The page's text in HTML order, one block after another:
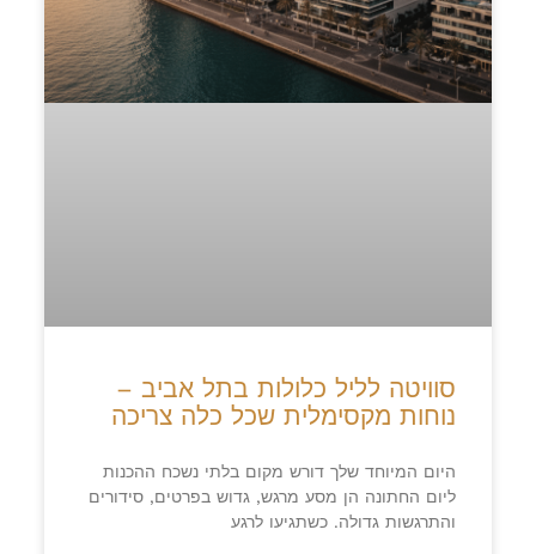
סוויטה לליל כלולות בתל אביב –
נוחות מקסימלית שכל כלה צריכה
היום המיוחד שלך דורש מקום בלתי נשכח ההכנות
ליום החתונה הן מסע מרגש, גדוש בפרטים, סידורים
והתרגשות גדולה. כשתגיעו לרגע